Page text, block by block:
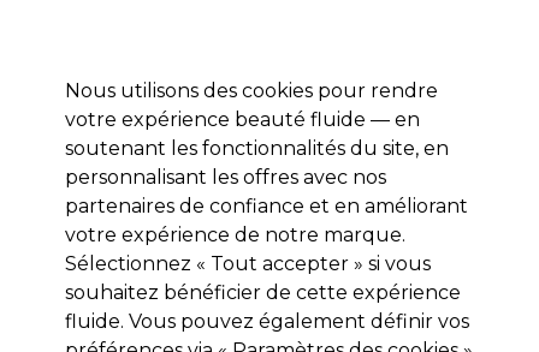
Se connecter
Marques Bons plans 🌟 Coiffure Electro et Matériel
Livraison le lendemain*
Après expédition, du lundi au vendredi
Jean Marin Epil
Jean Marin Chauffe-Cartouche Mono Roller
Nous utilisons des cookies pour rendre
votre expérience beauté fluide — en
soutenant les fonctionnalités du site, en
personnalisant les offres avec nos
partenaires de confiance et en améliorant
votre expérience de notre marque.
Sélectionnez « Tout accepter » si vous
souhaitez bénéficier de cette expérience
fluide. Vous pouvez également définir vos